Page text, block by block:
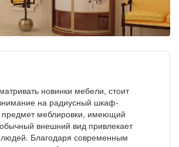
новинки мебели, стоит
на радиусный шкаф-
предмет меблировки, имеющий
внешний вид привлекает
Благодаря современным